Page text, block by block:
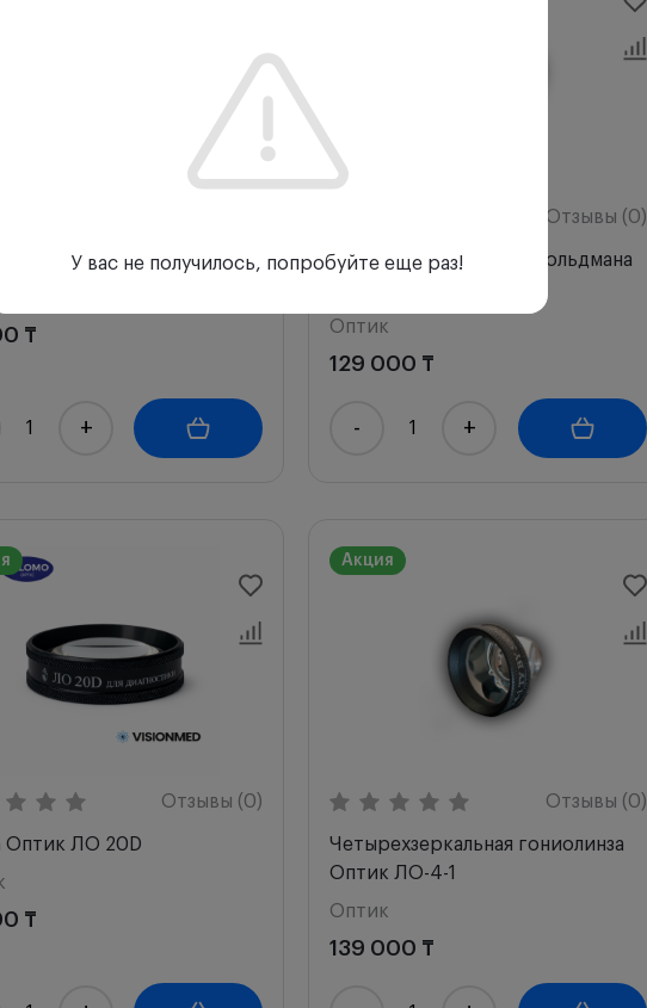
Оптик ЛО 15D
₸
+
Отзывы (0)
Трехзеркальная линза Гольдмана
Оптик
129 000 ₸
- +
Отзывы (0)
Оптик ЛО 20D
₸
Акция
Отзывы (0)
Четырехзеркальная гониолинза
Оптик ЛО-4-1
Оптик
139 000 ₸
У вас не получилось, попробуйте еще раз!